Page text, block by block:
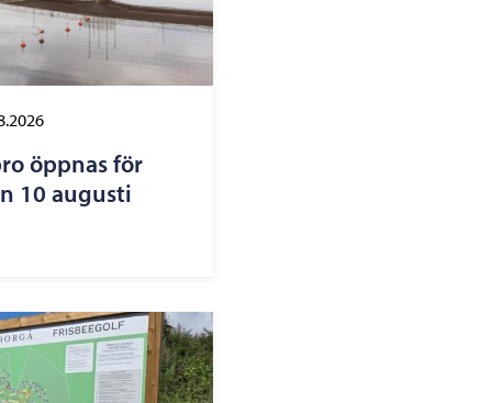
öppnas för
10 augusti